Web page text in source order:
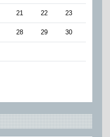
21 22 23
28 29 30